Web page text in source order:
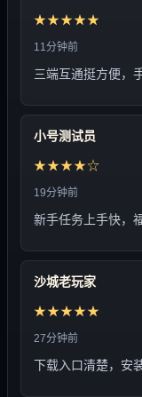
★★★★★
11分钟前
三端互通挺方便，
小号测试员
★★★★☆
19分钟前
新手任务上手快，
沙城老玩家
★★★★★
27分钟前
下载入口清楚，安